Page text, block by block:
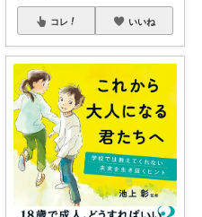
コレ いいね